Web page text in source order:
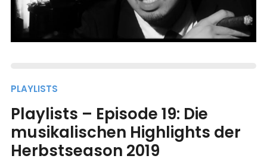
PLAYLISTS
Playlists – Episode 19: Die
musikalischen Highlights der
Herbstseason 2019